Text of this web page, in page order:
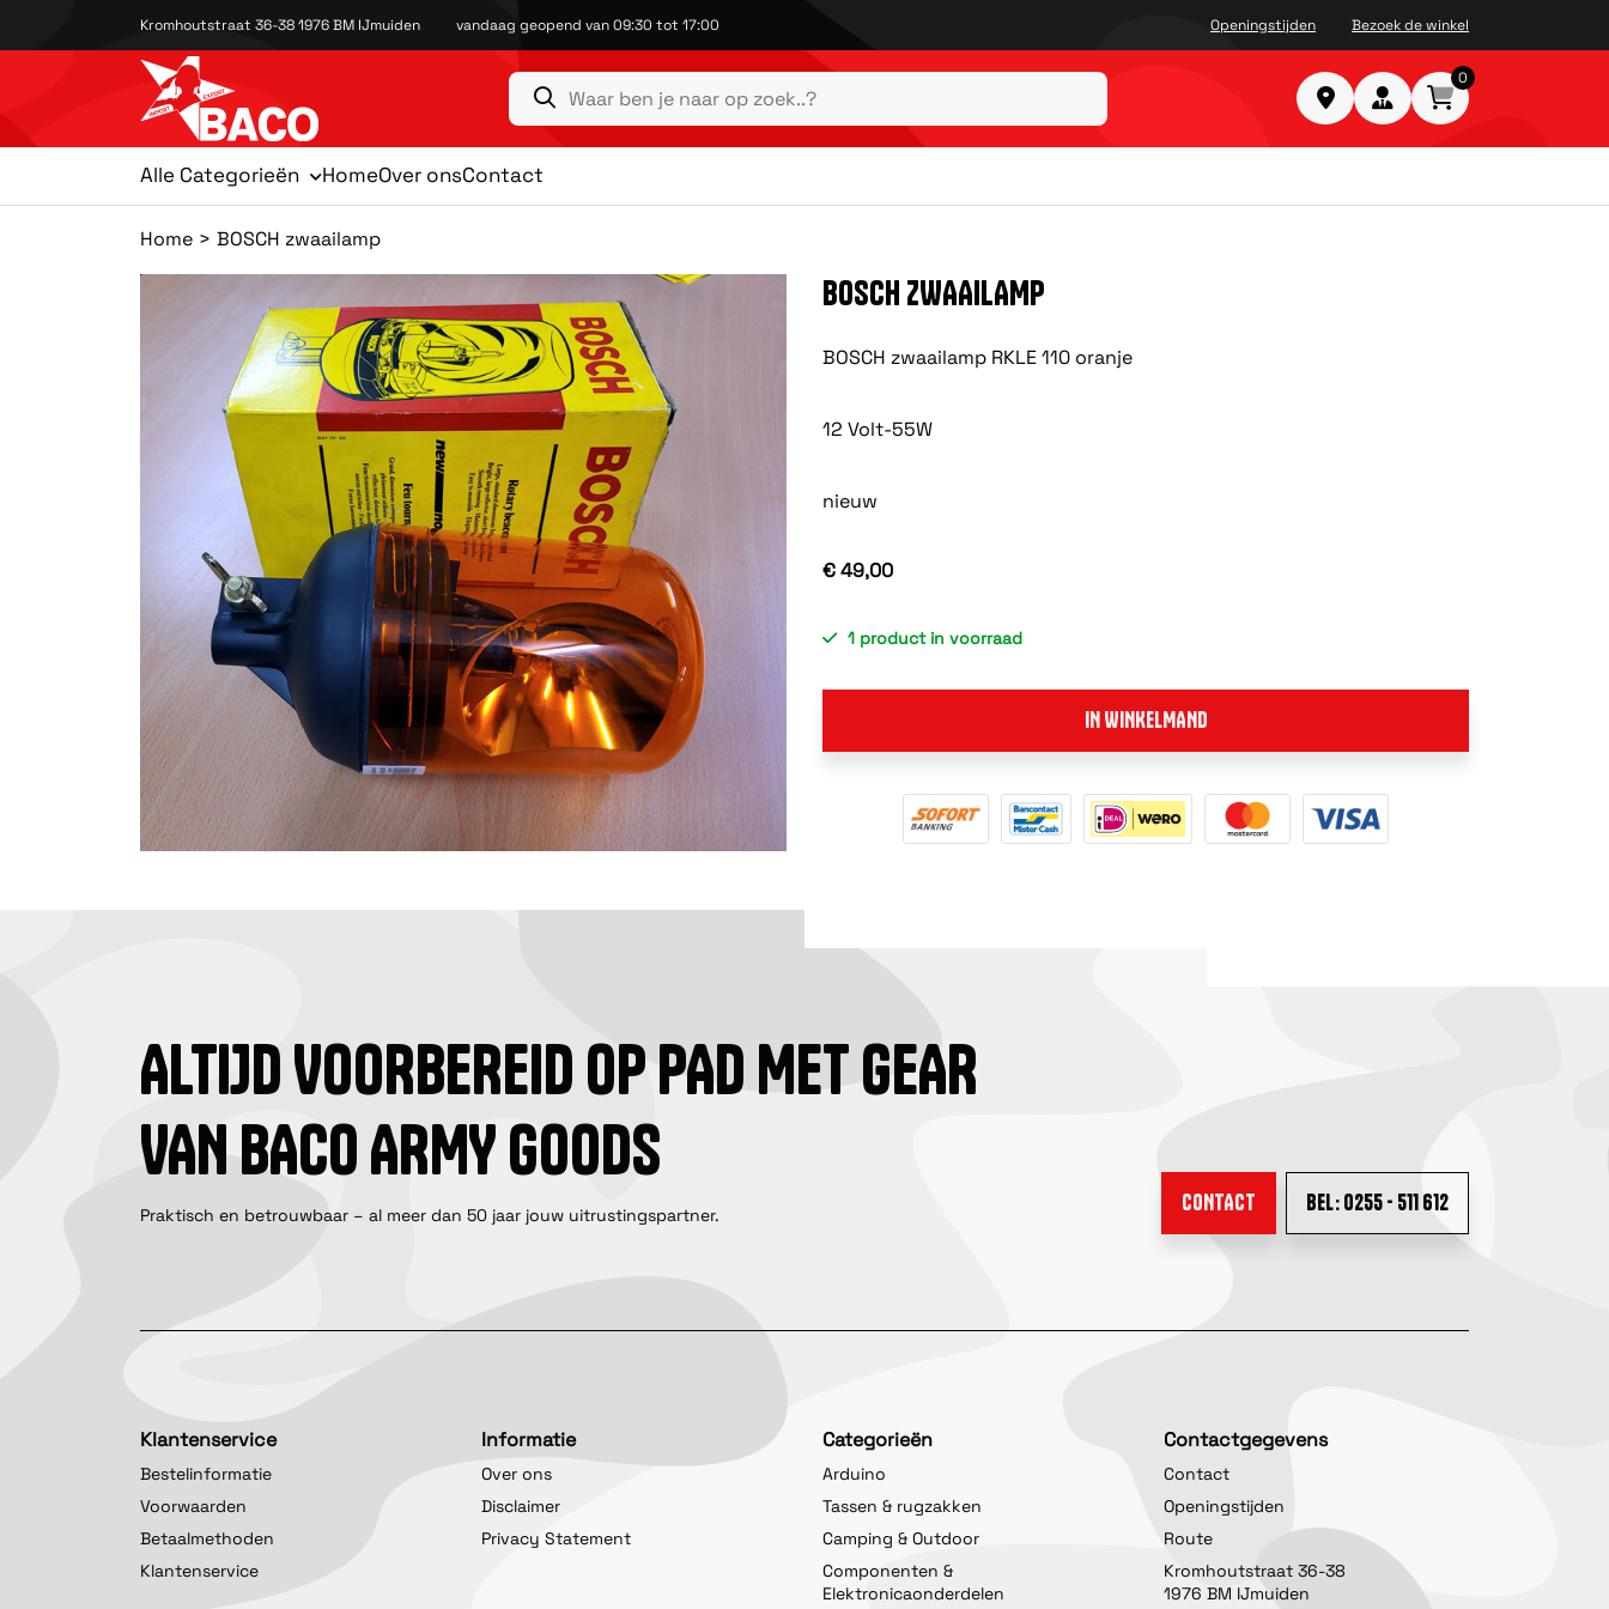
Kromhoutstraat 36-38 1976 BM IJmuiden vandaag geopend van 09:30 tot 17:00 Openingstijden Bezoek de winkel
0
Alle Categorieën HomeOver onsContact
Home BOSCH zwaailamp
BOSCH ZWAAILAMP
BOSCH zwaailamp RKLE 110 oranje
12 Volt-55W
nieuw
€ 49,00
1 product in voorraad
IN WINKELMAND
ALTIJD VOORBEREID OP PAD MET GEAR
VAN BACO ARMY GOODS
Praktisch en betrouwbaar – al meer dan 50 jaar jouw uitrustingspartner. CONTACT BEL: 0255 - 511 612
Klantenservice
Bestelinformatie
Voorwaarden
Betaalmethoden
Klantenservice
Informatie
Over ons
Disclaimer
Privacy Statement
Categorieën
Arduino
Tassen & rugzakken
Camping & Outdoor
Componenten &
Elektronicaonderdelen
Contactgegevens
Contact
Openingstijden
Route
Kromhoutstraat 36-38
1976 BM IJmuiden